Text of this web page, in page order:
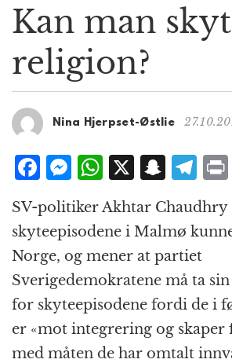
a
v
t
n
Kan man
religion?
Nina Hjerpset-Østlie
F
c
e
b
o
o
k
M
e
ss
e
n
g
e
r
W
h
at
s
A
p
p
X S
n
a
p
c
h
at
T
el
e
g
r
a
m
SV-politiker Akhtar Chaudhry
skyteepisodene i Malmø
Norge, og mener at partiet
Sverigedemokratene må ta
for skyteepisodene fordi de i
er «mot integrering og
med måten de har omtalt